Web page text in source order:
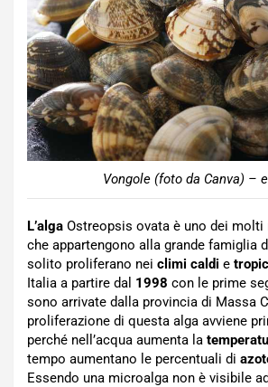
Vongole (foto da Canva) –
L’alga Ostreopsis ovata è uno dei
che appartengono alla grande famiglia
solito proliferano nei climi caldi e
Italia a partire dal 1998 con le prime
sono arrivate dalla provincia di Massa
proliferazione di questa alga avviene
perché nell’acqua aumenta la
tempo aumentano le percentuali di
Essendo una microalga non è visibile